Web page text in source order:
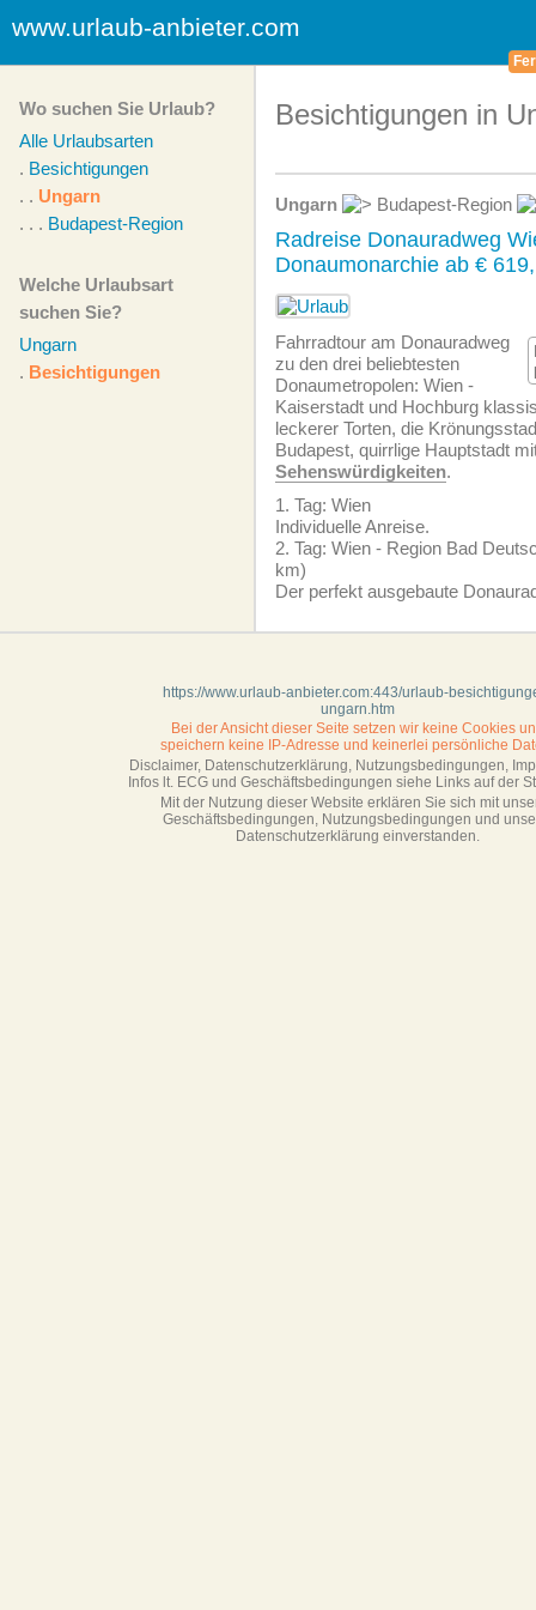
www.urlaub-anbieter.com
Wo suchen Sie Urlaub?
Alle Urlaubsarten
. Besichtigungen
. . Ungarn
. . . Budapest-Region
Welche Urlaubsart
suchen Sie?
Ungarn
. Besichtigungen
Besichtigungen in
Ungarn Budapest-Region
Radreise Donauradweg
Donaumonarchie ab € 619,
Fahrradtour am Donauradweg
zu den drei beliebtesten
Donaumetropolen: Wien -
Kaiserstadt und Hochburg
leckerer Torten, die
Budapest, quirrlige Hauptstadt
Sehenswürdigkeiten.
1. Tag: Wien
Individuelle Anreise.
2. Tag: Wien - Region Bad
km)
Der perfekt ausgebaute
https://www.urlaub-anbieter.com:443/urlaub-
ungarn.htm
Bei der Ansicht dieser Seite setzen wir keine Cookies
speichern keine IP-Adresse und keinerlei persönliche
Disclaimer, Datenschutzerklärung, Nutzungsbedingungen,
Infos lt. ECG und Geschäftsbedingungen siehe Links auf der
Mit der Nutzung dieser Website erklären Sie sich mit
Geschäftsbedin­gungen, Nutzungsbedingungen und
Datenschutzerklärung einverstanden.